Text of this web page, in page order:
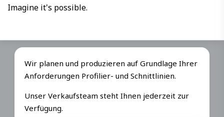
Imagine it's possible.
Wir planen und produzieren auf Grundlage Ihrer
Anforderungen Profilier- und Schnittlinien.
Unser Verkaufsteam steht Ihnen jederzeit zur
Verfügung.